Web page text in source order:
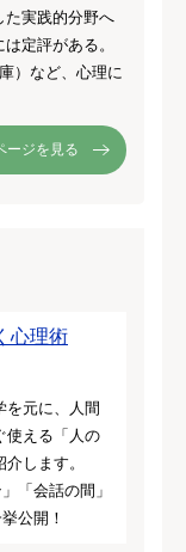
た実践的分野へ
定評がある。
）など、心理に
ージを見る
心理術
を元に、人間
使える「人の
します。
「会話の間」
公開！